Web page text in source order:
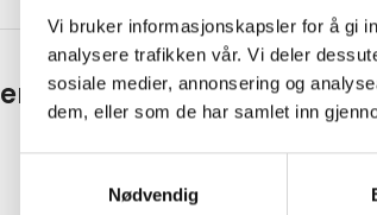
Vi bruker informasjonskapsler for å gi
analysere trafikken vår. Vi deler
sosiale medier, annonsering og
dem, eller som de har samlet inn
Nødvendig